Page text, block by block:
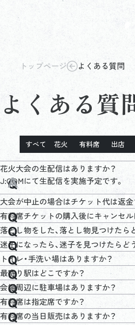
トップページ よくある質問
よくある質
すべて 花火 有料席 出店
花火大会の生配信はありますか？
J:COMにて生配信を実施予定です。
大会が中止の場合はチケット代は返金
有料席チケットの購入後にキャンセ
落とし物をした、落とし物見つけたら
迷子になったら、迷子を見つけたらど
トイレ・手洗い場はありますか？
最寄り駅はどこですか？
会場周辺に駐車場はありますか？
有料席は指定席ですか？
有料席の当日販売はありますか？